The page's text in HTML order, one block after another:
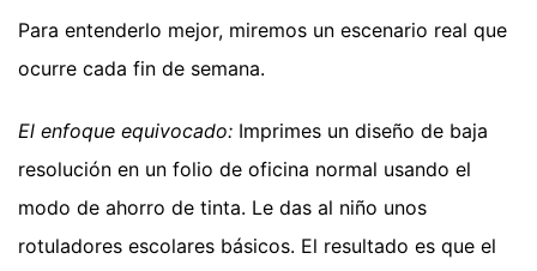
Para entenderlo mejor, miremos un escenario real que
ocurre cada fin de semana.
El enfoque equivocado: Imprimes un diseño de baja
resolución en un folio de oficina normal usando el
modo de ahorro de tinta. Le das al niño unos
rotuladores escolares básicos. El resultado es que el